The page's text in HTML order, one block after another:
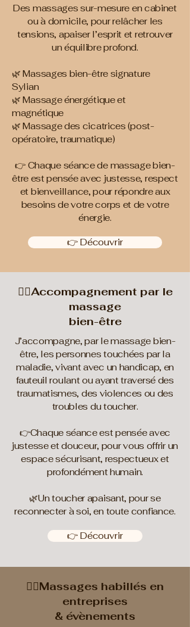
Des massages sur-mesure en cabinet
ou à domicile, pour relâcher les
tensions, apaiser l’esprit et retrouver
un équilibre profond.
🌿 Massages bien-être signature
Sylian
🌿 Massage énergétique et
magnétique
🌿 Massage des cicatrices (post-
opératoire, traumatique)
👉 Chaque séance de massage bien-
être est pensée avec justesse, respect
et bienveillance, pour répondre aux
besoins de votre corps et de votre
énergie.
👉 Découvrir
💆‍♀️Accompagnement par le
massage
bien-être
J’accompagne, par le massage bien-
être, les personnes touchées par la
maladie, vivant avec un handicap, en
fauteuil roulant ou ayant traversé des
traumatismes, des violences ou des
troubles du toucher.
👉Chaque séance est pensée avec
justesse et douceur, pour vous offrir un
espace sécurisant, respectueux et
profondément humain.
🌿Un toucher apaisant, pour se
reconnecter à soi, en toute confiance.
👉 Découvrir
💆‍♀️Massages habillés en
entreprises
& évènements